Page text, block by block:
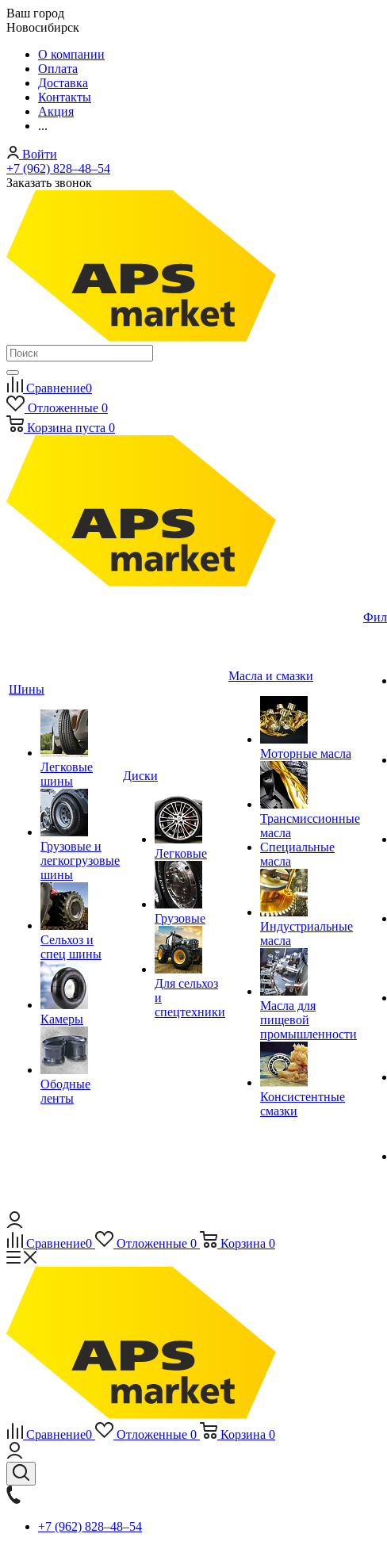
Ваш город
Новосибирск
О компании
Оплата
Доставка
Контакты
Акция
...
Войти
+7 (962) 828‒48‒54
Заказать звонок
Сравнение0
Отложенные 0
Корзина пуста 0
Шины
Легковые
шины
Грузовые и
легкогрузовые
шины
Сельхоз и
спец шины
Камеры
Ободные
ленты
Диски
Легковые
Грузовые
Для сельхоз
и
спецтехники
Масла и смазки
Моторные масла
Трансмиссионные
масла
Специальные
масла
Индустриальные
масла
Масла для
пищевой
промышленности
Консистентные
смазки
Сравнение0 Отложенные 0 Корзина 0
Сравнение0 Отложенные 0 Корзина 0
+7 (962) 828‒48‒54